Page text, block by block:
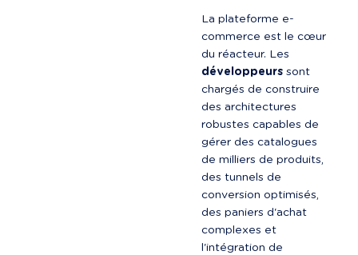
La plateforme e-
commerce est le cœur
du réacteur. Les
développeurs sont
chargés de construire
des architectures
robustes capables de
gérer des catalogues
de milliers de produits,
des tunnels de
conversion optimisés,
des paniers d'achat
complexes et
l'intégration de